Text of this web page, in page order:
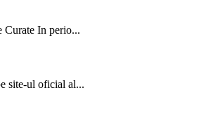
Curate In perio...
site-ul oficial al...